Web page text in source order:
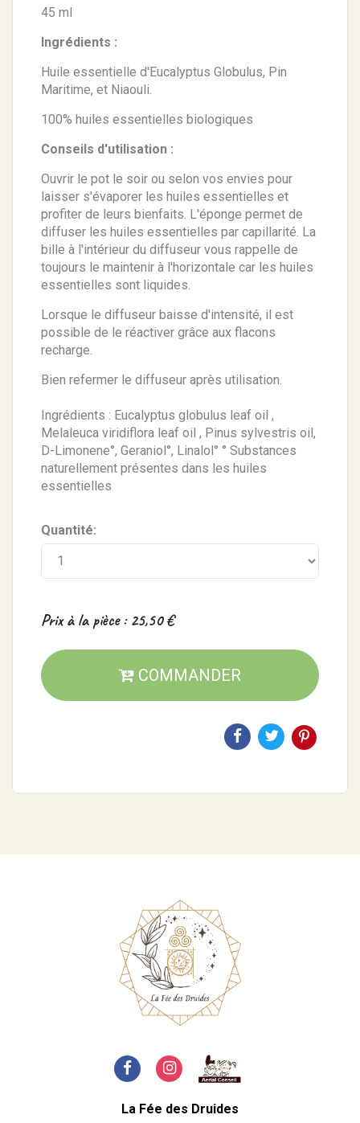
45 ml
Ingrédients :
Huile essentielle d'Eucalyptus Globulus, Pin
Maritime, et Niaouli.
100% huiles essentielles biologiques
Conseils d'utilisation :
Ouvrir le pot le soir ou selon vos envies pour
laisser s'évaporer les huiles essentielles et
profiter de leurs bienfaits. L'éponge permet de
diffuser les huiles essentielles par capillarité. La
bille à l'intérieur du diffuseur vous rappelle de
toujours le maintenir à l'horizontale car les huiles
essentielles sont liquides.
Lorsque le diffuseur baisse d'intensité, il est
possible de le réactiver grâce aux flacons
recharge.
Bien refermer le diffuseur après utilisation.
Ingrédients : Eucalyptus globulus leaf oil ,
Melaleuca viridiflora leaf oil , Pinus sylvestris oil,
D-Limonene°, Geraniol°, Linalol° ° Substances
naturellement présentes dans les huiles
essentielles
Quantité:
Prix à la pièce : 25,50 €
COMMANDER
La Fée des Druides